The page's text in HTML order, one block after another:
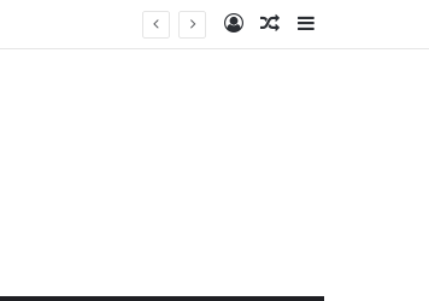
AccesoPublicacion al
Barra lateral